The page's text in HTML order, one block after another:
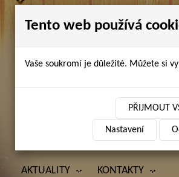
AKTUALITY KONTAKTY
Tento web používá
Vaše soukromí je důležité. Můžete si
PŘIJMOUT
Nastavení